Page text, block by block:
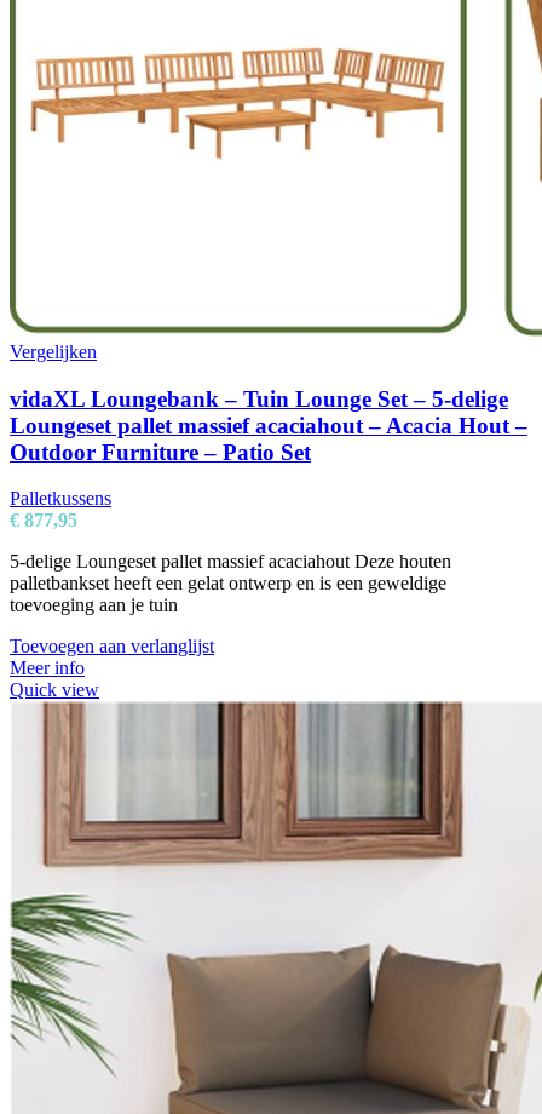
Vergelijken
vidaXL Loungebank – Tuin Lounge Set – 5-delige
Loungeset pallet massief acaciahout – Acacia Hout –
Outdoor Furniture – Patio Set
Palletkussens
€ 877,95
5-delige Loungeset pallet massief acaciahout Deze houten
palletbankset heeft een gelat ontwerp en is een geweldige
toevoeging aan je tuin
Toevoegen aan verlanglijst
Meer info
Quick view